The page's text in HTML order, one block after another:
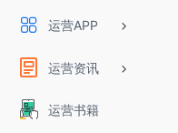
运营APP
运营资讯
运营书籍